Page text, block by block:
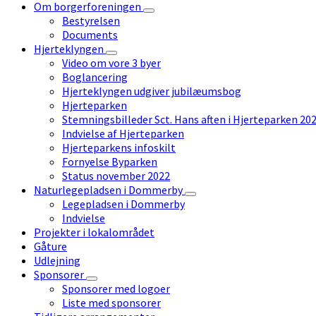
Om borgerforeningen
Bestyrelsen
Documents
Hjerteklyngen
Video om vore 3 byer
Boglancering
Hjerteklyngen udgiver jubilæumsbog
Hjerteparken
Stemningsbilleder Sct. Hans aften i Hjerteparken
Indvielse af Hjerteparken
Hjerteparkens infoskilt
Fornyelse Byparken
Status november 2022
Naturlegepladsen i Dommerby
Legepladsen i Dommerby
Indvielse
Projekter i lokalområdet
Gåture
Udlejning
Sponsorer
Sponsorer med logoer
Liste med sponsorer